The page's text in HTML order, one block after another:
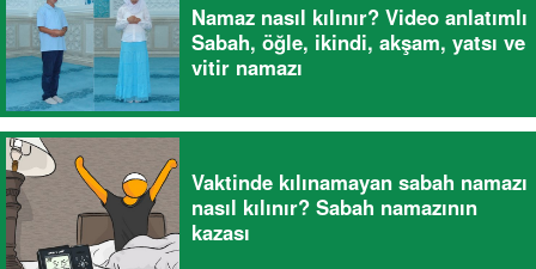
Namaz nasıl kılınır? Video anlatımlı
Sabah, öğle, ikindi, akşam, yatsı ve
vitir namazı
Vaktinde kılınamayan sabah namazı
nasıl kılınır? Sabah namazının
kazası